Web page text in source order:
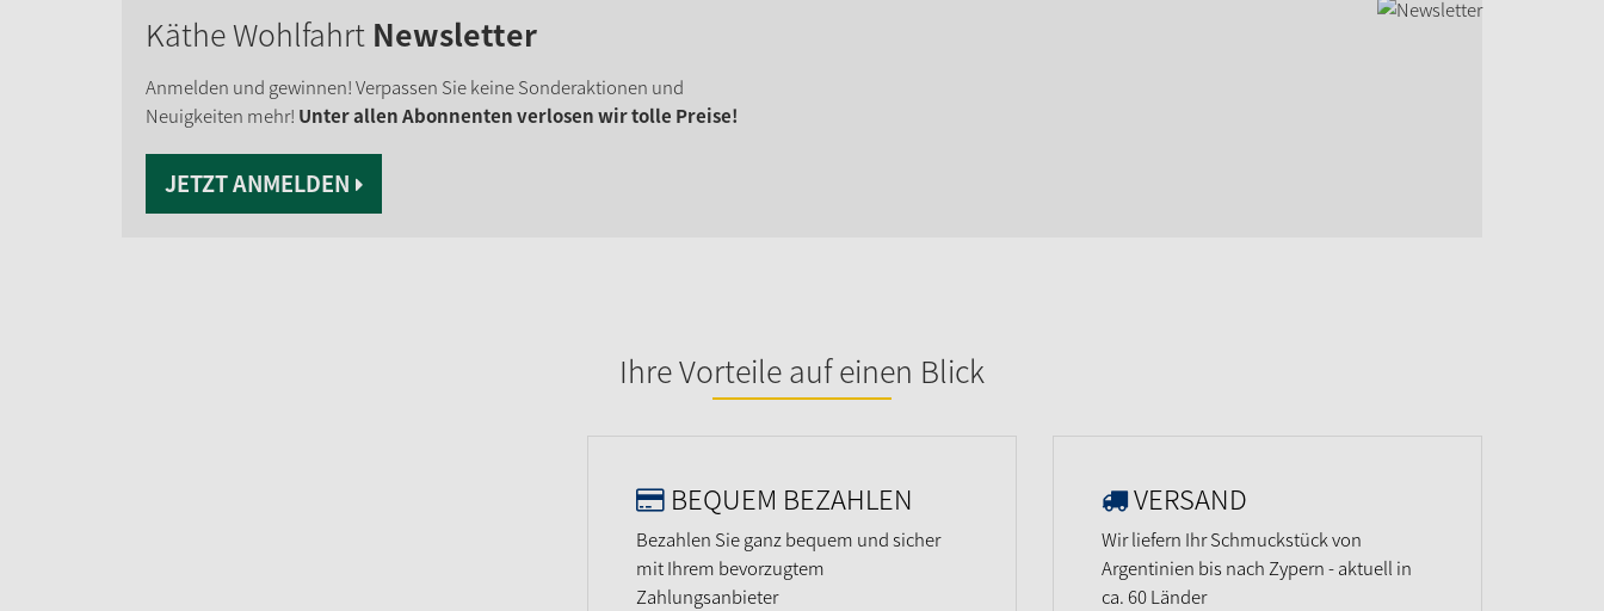
Käthe Wohlfahrt Newsletter
Anmelden und gewinnen! Verpassen Sie keine Sonderaktionen und
Neuigkeiten mehr! Unter allen Abonnenten verlosen wir tolle Preise!
JETZT ANMELDEN
Ihre Vorteile auf einen Blick
BEQUEM BEZAHLEN
Bezahlen Sie ganz bequem und sicher
mit Ihrem bevorzugtem
Zahlungsanbieter
VERSAND
Wir liefern Ihr Schmuckstück von
Argentinien bis nach Zypern - aktuell in
ca. 60 Länder